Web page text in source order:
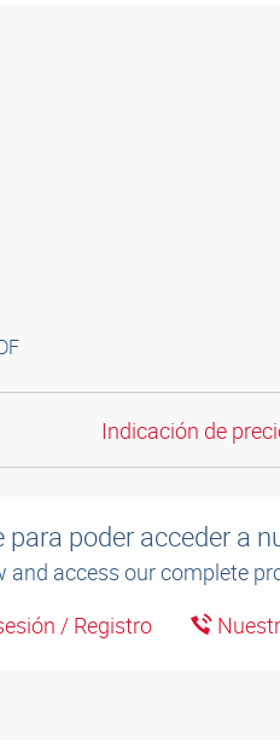
Indicación de
para poder acceder a
and access our complete
/ Registro